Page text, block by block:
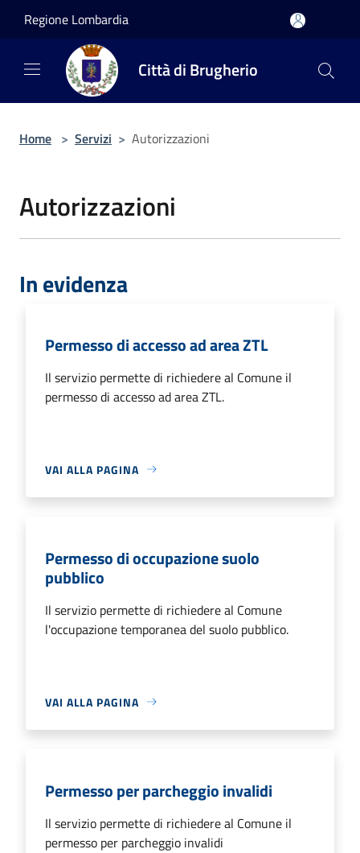
Regione Lombardia
Città di Brugherio
Home > Servizi > Autorizzazioni
Autorizzazioni
In evidenza
Permesso di accesso ad area ZTL
Il servizio permette di richiedere al Comune il
permesso di accesso ad area ZTL.
VAI ALLA PAGINA
Permesso di occupazione suolo
pubblico
Il servizio permette di richiedere al Comune
l'occupazione temporanea del suolo pubblico.
VAI ALLA PAGINA
Permesso per parcheggio invalidi
Il servizio permette di richiedere al Comune il
permesso per parcheggio invalidi